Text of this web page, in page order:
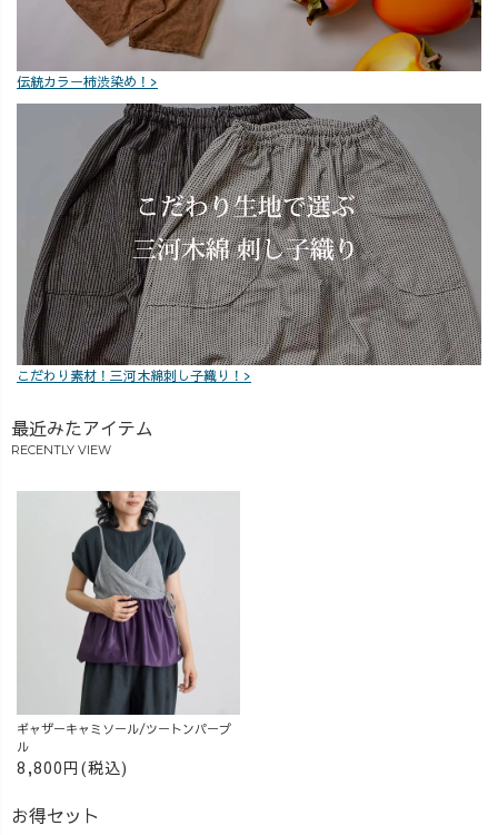
イブならではの
楽しいひととき
んのコメントで
盛り上げていた
だき、 本当にあ
りがとうござい
ました！ アーカ
イブも残してい
ますので、 見逃
した方もぜひゆ
っくりご覧くだ
さい◎ 気になる
カラーやコーデ
がありました
ら、 ぜひコメン
ださいね💌
_______________
UZUiRO ］ 三河
発カジュアルウ
ェアブランド。
『らしく、心地
よく、着るたび
好きになる』
—— 100年後も
この地域で、面
白い服づくり
を。
_______________
__ #アラフォ
想もぜひコメン
トでお聞かせく
ださい💌
_______________
_ ［ About
UZUiRO ］ 三河
発カジュアルウ
ェアブランド。
『らしく、心地
よく、着るたび
好きになる』
—— 100年後も
この地域で、面
白い服づくり
を。
えている方にも
参考にしていた
だけると嬉しい
ブを残していま
すので、 見逃し
た方もぜひゆっ
くりご覧くださ
い🍃 「このアイ
テムが気にな
る！」 「次はこ
のアイテムも紹
介してほし
い！」など、 ご
質問やリクエス
伝統カラー柿渋染め！>
こだわり素材！三河木綿刺し子織り！>
最近みたアイテム
RECENTLY VIEW
ギャザーキャミソール/ツートンパープ
ル
8,800円(税込)
お得セット